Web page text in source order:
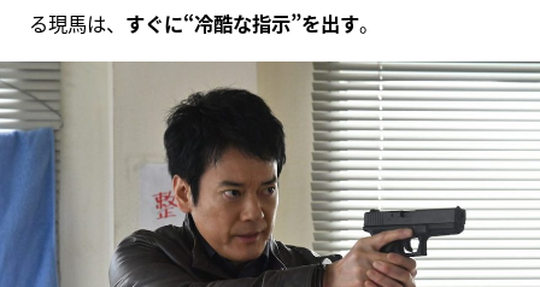
る現馬は、 すぐに“冷酷な指示”を出す。